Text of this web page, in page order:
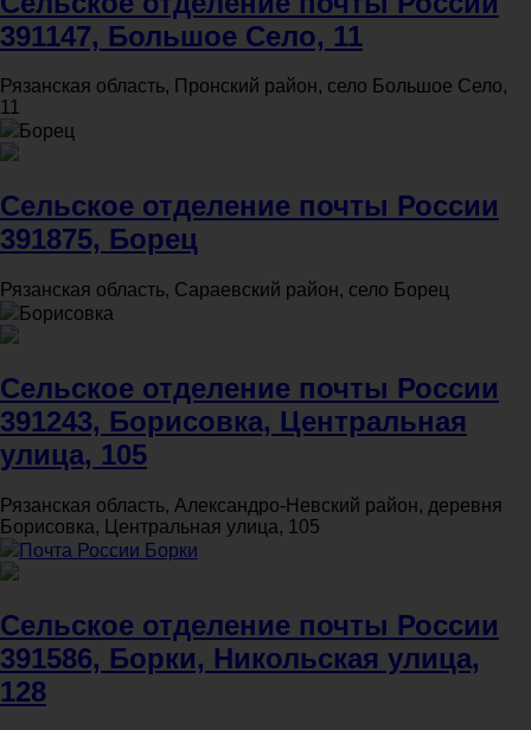
391147, Большое Село, 11
Рязанская область, Пронский район, село Большое Село,
11
Борец
Сельское отделение почты России
391875, Борец
Рязанская область, Сараевский район, село Борец
Борисовка
Сельское отделение почты России
391243, Борисовка, Центральная
улица, 105
Рязанская область, Александро-Невский район, деревня
Борисовка, Центральная улица, 105
Почта России Борки
Сельское отделение почты России
391586, Борки, Никольская улица,
128